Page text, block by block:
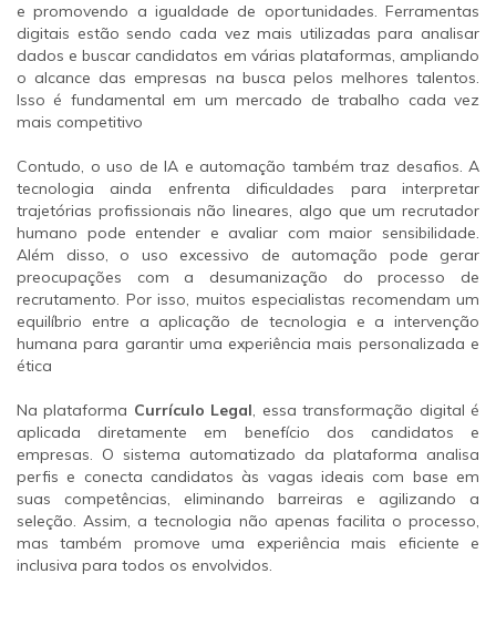
e promovendo a igualdade de oportunidades. Ferramentas
digitais estão sendo cada vez mais utilizadas para analisar
dados e buscar candidatos em várias plataformas, ampliando
o alcance das empresas na busca pelos melhores talentos.
Isso é fundamental em um mercado de trabalho cada vez
mais competitivo​
Contudo, o uso de IA e automação também traz desafios. A
tecnologia ainda enfrenta dificuldades para interpretar
trajetórias profissionais não lineares, algo que um recrutador
humano pode entender e avaliar com maior sensibilidade.
Além disso, o uso excessivo de automação pode gerar
preocupações com a desumanização do processo de
recrutamento. Por isso, muitos especialistas recomendam um
equilíbrio entre a aplicação de tecnologia e a intervenção
humana para garantir uma experiência mais personalizada e
ética​
Na plataforma Currículo Legal, essa transformação digital é
aplicada diretamente em benefício dos candidatos e
empresas. O sistema automatizado da plataforma analisa
perfis e conecta candidatos às vagas ideais com base em
suas competências, eliminando barreiras e agilizando a
seleção. Assim, a tecnologia não apenas facilita o processo,
mas também promove uma experiência mais eficiente e
inclusiva para todos os envolvidos.